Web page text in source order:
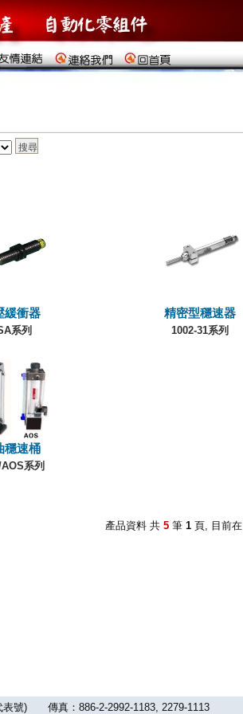
緩衝器
系列
精密型穩速器
1002-31系列
穩速桶
系列
產品資料 共 5 筆 1 頁, 目前在
表號) 傳真：886-2-2992-1183, 2279-1113